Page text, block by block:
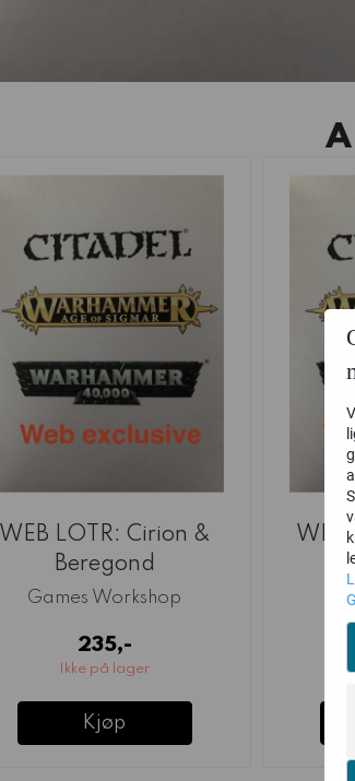
WEB LOTR: Cirion &
Beregond
Games Workshop
235,-
Ikke på lager
Kjøp
WEB